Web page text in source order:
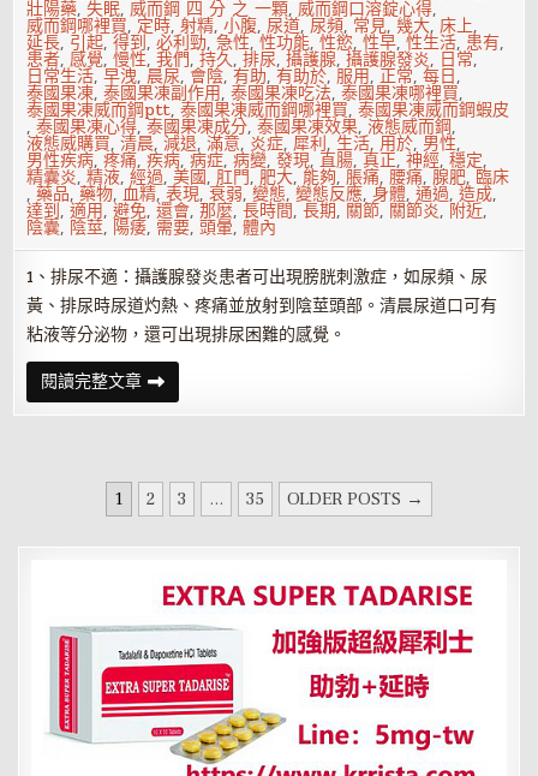
壯陽藥,失眠,威而鋼 四 分 之 一顆,威而鋼口溶錠心得,
威而鋼哪裡買, 定時,射精,小腹,尿道,尿頻, 常見,幾大,床上,
延長, 引起,得到,必利勁,急性,性功能,性慾,性早,性生活, 患有,
患者,感覺,慢性,我們,持久,排尿,攝護腺,攝護腺發炎, 日常,
日常生活,早洩,晨尿, 會陰,有助,有助於,服用,正常,每日,
泰國果凍,泰國果凍副作用,泰國果凍吃法,泰國果凍哪裡買,
泰國果凍威而鋼ptt,泰國果凍威而鋼哪裡買,泰國果凍威而鋼蝦皮
,泰國果凍心得,泰國果凍成分,泰國果凍效果,液態威而鋼,
液態威購買,清晨,減退,滿意, 炎症,犀利,生活, 用於, 男性,
男性疾病,疼痛,疾病,病症,病變,發現,直腸,真正,神經,穩定,
精囊炎,精液,經過,美國,肛門,肥大, 能夠,脹痛,腰痛,腺肥, 臨床
,藥品,藥物,血精,表現,衰弱,變態,變態反應,身體,通過,造成,
達到,適用,避免,還會,那麼,長時間,長期, 關節, 關節炎, 附近,
陰囊, 陰莖, 陽痿, 需要,頭暈,體內
1、排尿不適：攝護腺發炎患者可出現膀胱刺激症，如尿頻、尿
黃、排尿時尿道灼熱、疼痛並放射到陰莖頭部。清晨尿道口可有
粘液等分泌物，還可出現排尿困難的感覺。
閱讀完整文章攝
護
腺
些
什
麼
狀
1 2 3 ... 35 OLDER POSTS →